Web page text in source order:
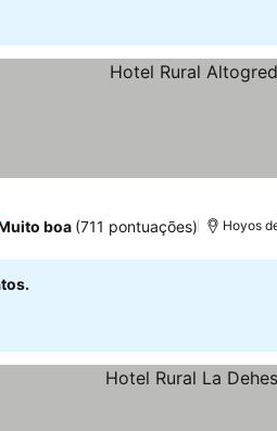
boa (711 pontuações) Hoyos